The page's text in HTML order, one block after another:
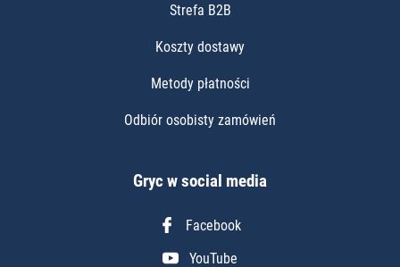
Strefa B2B
Koszty dostawy
Metody płatności
Odbiór osobisty zamówień
Gryc w social media
Facebook
YouTube